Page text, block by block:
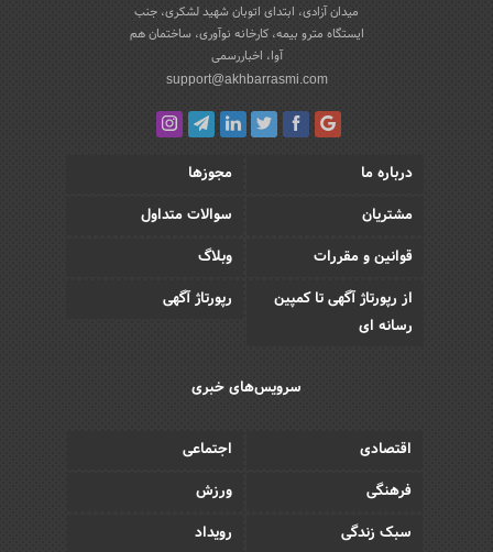
میدان آزادی، ابتدای اتوبان شهید لشکری، جنب
ایستگاه مترو بیمه، کارخانه نوآوری، ساختمان هم
آوا، اخباررسمی
support@akhbarrasmi.com
درباره ما
مجوزها
مشتریان
سوالات متداول
قوانین و مقررات
وبلاگ
از رپورتاژ آگهی تا کمپین
رسانه ای
رپورتاژ آگهی
سرویس‌های خبری
اقتصادی
اجتماعی
فرهنگی
ورزش
سبک زندگی
رویداد